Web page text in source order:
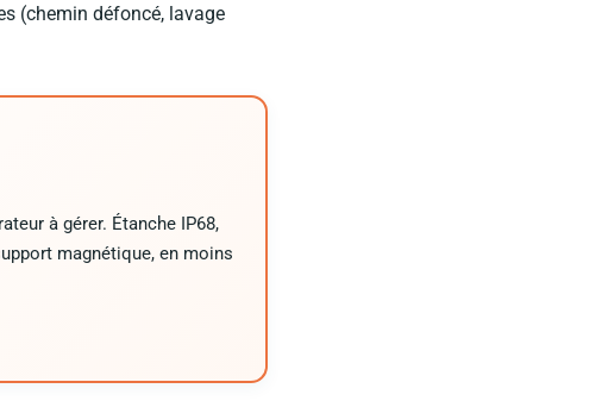
(chemin défoncé, lavage
à gérer. Étanche IP68,
magnétique, en moins